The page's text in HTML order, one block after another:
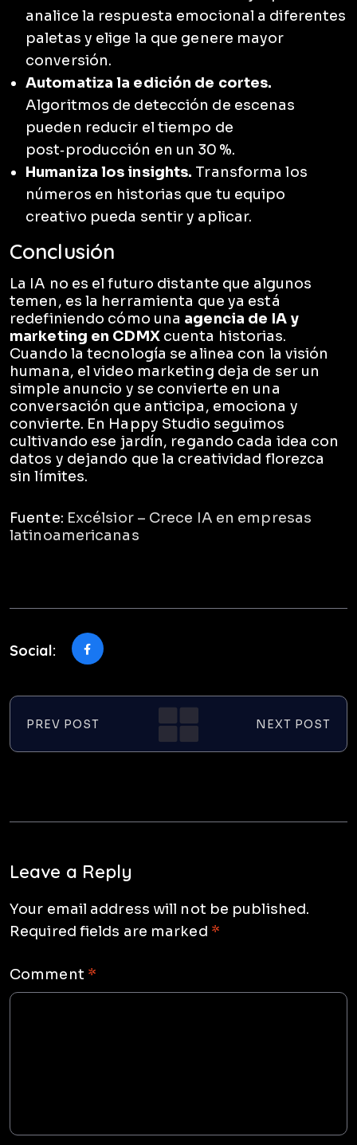
analice la respuesta emocional a diferentes
paletas y elige la que genere mayor
conversión.
Automatiza la edición de cortes.
Algoritmos de detección de escenas
pueden reducir el tiempo de
post‑producción en un 30 %.
Humaniza los insights. Transforma los
números en historias que tu equipo
creativo pueda sentir y aplicar.
Conclusión
La IA no es el futuro distante que algunos
temen, es la herramienta que ya está
redefiniendo cómo una agencia de IA y
marketing en CDMXcuenta historias.
Cuando la tecnología se alinea con la visión
humana, el video marketing deja de ser un
simple anuncio y se convierte en una
conversación que anticipa, emociona y
convierte. En Happy Studio seguimos
cultivando ese jardín, regando cada idea con
datos y dejando que la creatividad florezca
sin límites.
Fuente: Excélsior – Crece IA en empresas
latinoamericanas
Social:
PREV POST NEXT POST
Leave a Reply
Your email address will not be published.
Required fields are marked *
Comment *